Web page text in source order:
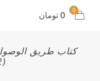
0 0 تومان
کتاب طریق
(2 جلدی)